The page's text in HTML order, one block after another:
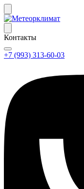
Контакты
+7 (993) 313-60-03